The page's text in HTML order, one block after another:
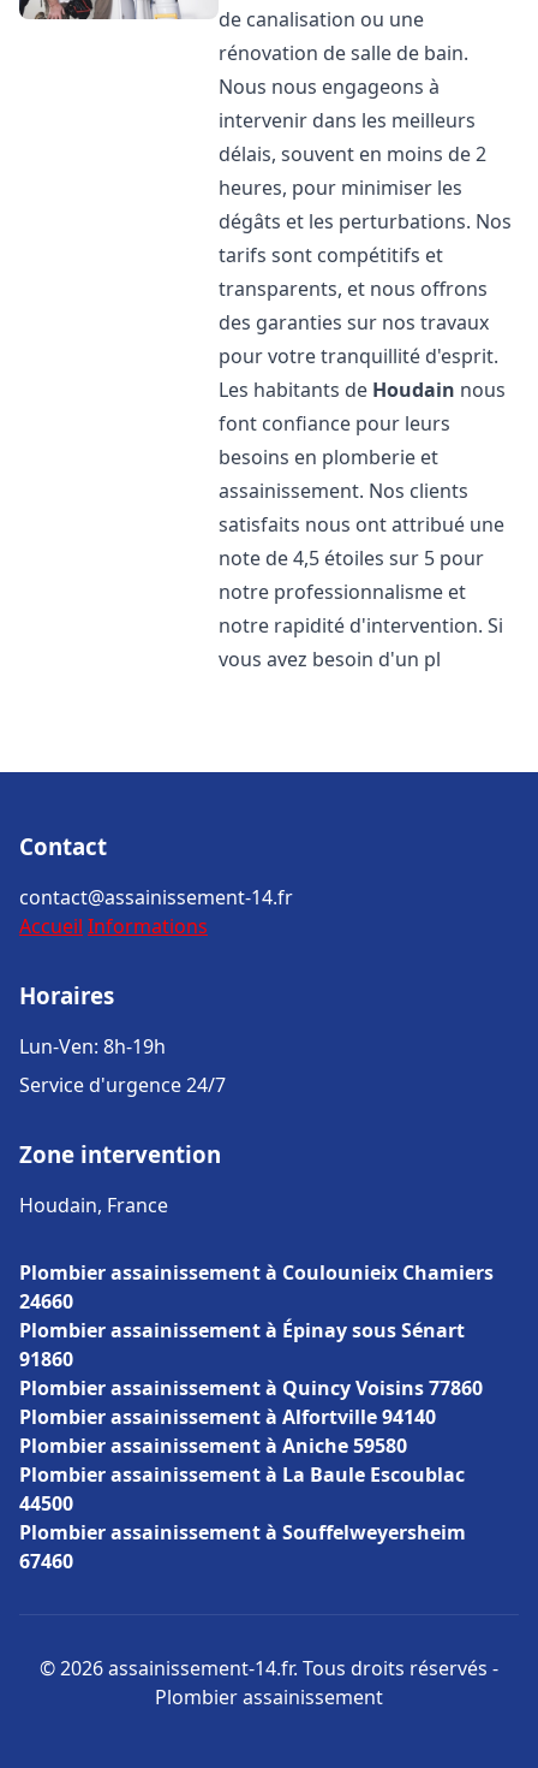
de canalisation ou une
rénovation de salle de bain.
Nous nous engageons à
intervenir dans les meilleurs
délais, souvent en moins de 2
heures, pour minimiser les
dégâts et les perturbations. Nos
tarifs sont compétitifs et
transparents, et nous offrons
des garanties sur nos travaux
pour votre tranquillité d'esprit.
Les habitants de Houdain nous
font confiance pour leurs
besoins en plomberie et
assainissement. Nos clients
satisfaits nous ont attribué une
note de 4,5 étoiles sur 5 pour
notre professionnalisme et
notre rapidité d'intervention. Si
vous avez besoin d'un pl
Contact
contact@assainissement-14.fr
Accueil Informations
Horaires
Lun-Ven: 8h-19h
Service d'urgence 24/7
Zone intervention
Houdain, France
Plombier assainissement à Coulounieix Chamiers
24660
Plombier assainissement à Épinay sous Sénart
91860
Plombier assainissement à Quincy Voisins 77860
Plombier assainissement à Alfortville 94140
Plombier assainissement à Aniche 59580
Plombier assainissement à La Baule Escoublac
44500
Plombier assainissement à Souffelweyersheim
67460
© 2026 assainissement-14.fr. Tous droits réservés -
Plombier assainissement